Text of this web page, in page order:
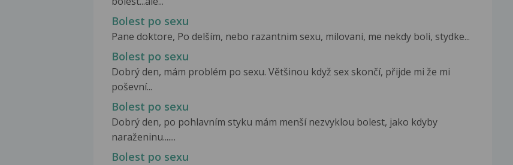
Bolest po sexu
Pane doktore, Po delším, nebo razantnim sexu, milovani, me nekdy boli, stydke...
Bolest po sexu
Dobrý den, mám problém po sexu. Většinou když sex skončí, přijde mi že mi
poševní...
Bolest po sexu
Dobrý den, po pohlavním styku mám menší nezvyklou bolest, jako kdyby
naraženinu.......
Bolest po sexu